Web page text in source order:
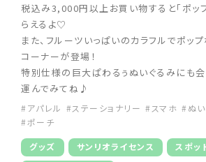
税込み3,000円以上お買い物すると「ポッ
らえるよ♡
また、フルーツいっぱいのカラフルでポッ
コーナーが登場！
特別仕様の巨大ぱわるぅぬいぐるみにも会
運んでみてね♪
#アパレル #ステーショナリー #スマホ #ぬい
#ポーチ
グッズ サンリオライセンス
スポッ